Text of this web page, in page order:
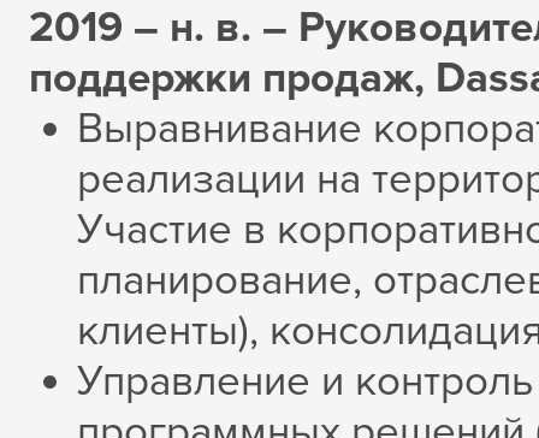
2019 – н. в. –
поддержки продаж,
Выравнивание
реализации на
Участие в
планирование,
клиенты),
Управление и